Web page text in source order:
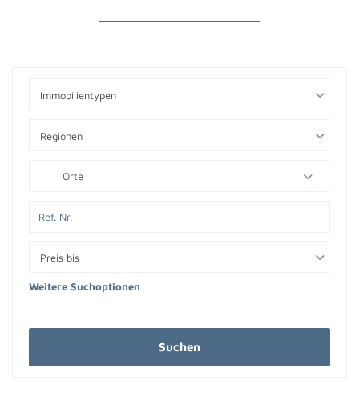
Immobilientypen
Regionen
Orte
Preis bis
Weitere Suchoptionen
Suchen